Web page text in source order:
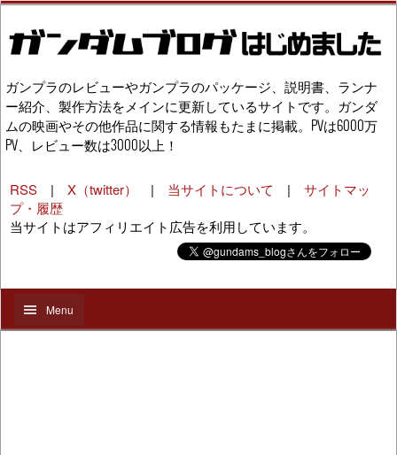
ガンプラのレビューやガンプラのパッケージ、説明書、ランナ
ー紹介、製作方法をメインに更新しているサイトです。ガンダ
ムの映画やその他作品に関する情報もたまに掲載。PVは6000万
PV、レビュー数は3000以上！
RSS | X（twitter） | 当サイトについて | サイトマッ
プ・履歴
当サイトはアフィリエイト広告を利用しています。
Menu